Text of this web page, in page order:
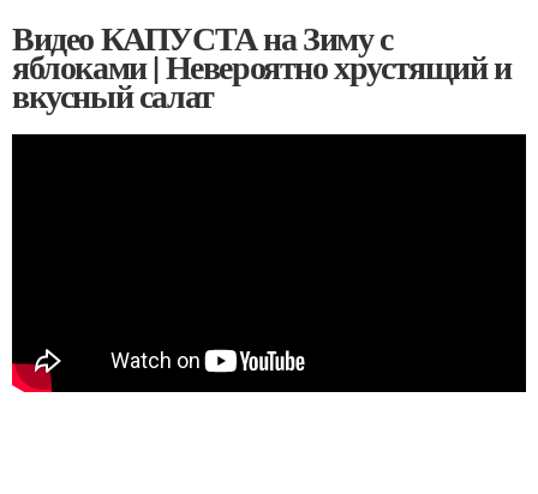
Видео КАПУСТА на Зиму с
яблоками | Невероятно хрустящий и
вкусный салат